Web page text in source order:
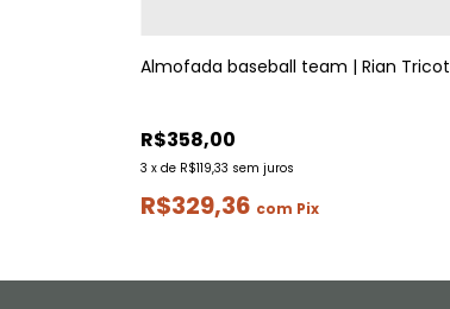
Almofada baseball team | Rian Tricot
R$358,00
3 x de R$119,33 sem juros
R$329,36 com Pix